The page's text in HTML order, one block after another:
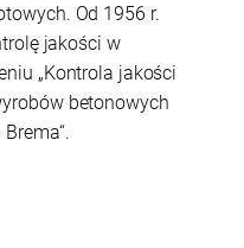
Od 1956 r.
jakości w
„Kontrola jakości
betonowych